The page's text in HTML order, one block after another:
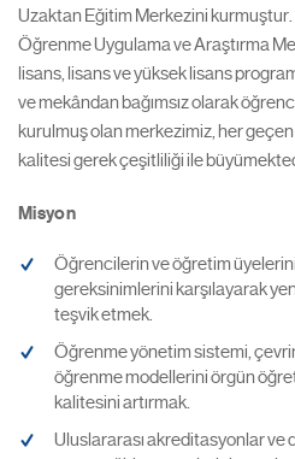
Uzaktan Eğitim Merkezini kurmuştur.
Öğrenme Uygulama ve Araştırma
lisans, lisans ve yüksek lisans
ve mekândan bağımsız olarak
kurulmuş olan merkezimiz, her
kalitesi gerek çeşitliliği ile
Misyon
Öğrencilerin ve öğretim
gereksinimlerini karşılayarak
teşvik etmek.
Öğrenme yönetim sistemi,
öğrenme modellerini örgün
kalitesini artırmak.
Uluslararası akreditasyonlar